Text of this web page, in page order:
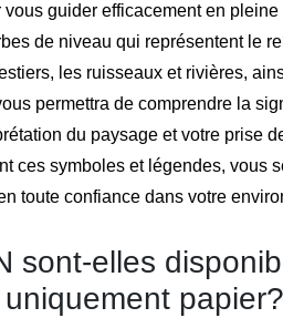
vous guider efficacement en
de niveau qui représentent le
les ruisseaux et rivières,
permettra de comprendre la
du paysage et votre prise
ces symboles et légendes, vous
toute confiance dans votre
sont-elles
papier?